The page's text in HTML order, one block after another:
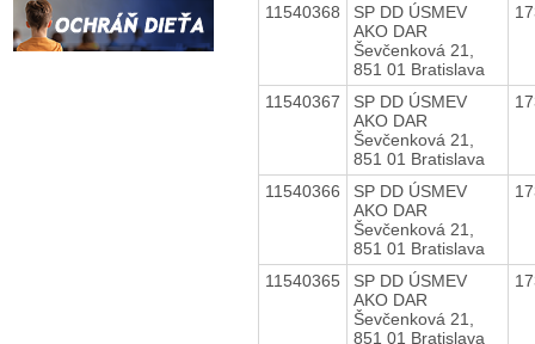
11540368
SP DD ÚSMEV
AKO DAR
Ševčenková 21,
851 01 Bratislava
11540367
SP DD ÚSMEV
AKO DAR
Ševčenková 21,
851 01 Bratislava
11540366
SP DD ÚSMEV
AKO DAR
Ševčenková 21,
851 01 Bratislava
11540365
SP DD ÚSMEV
AKO DAR
Ševčenková 21,
851 01 Bratislava